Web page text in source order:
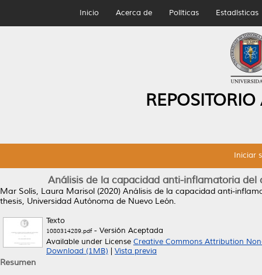
Inicio Acerca de Políticas Estadísticas
Iniciar
Análisis de la capacidad anti-inflamatoria
Mar Solís, Laura Marisol (2020) Análisis de la capacidad anti-
thesis, Universidad Autónoma de Nuevo León.
Texto
1080314289.pdf- Versión Aceptada
Available under License Creative Commons Attribution
Download (1MB)
Vista previa
Resumen